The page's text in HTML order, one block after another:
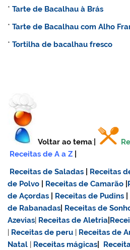
*Tarte de Bacalhau à Brás
*Tarte de Bacalhau com Alho
*Tortilha de bacalhau fresco
Voltar ao tema:
Receitas de A a Z
Receitas de Saladas
Receitas
de Polvo
Receitas de Camarão
de Açordas
Receitas de Pudins
de Rabanadas Receitas de
Azevias| Receitas de Aletria
| Receitas de peru | Receitas de
Natal | Receitas mágicas